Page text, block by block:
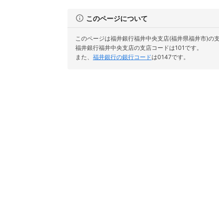
このページについて
このページは福井銀行福井中央支店(福井県福井市)の
福井銀行福井中央支店の支店コードは101です。
また、 福井銀行の銀行コードは0147です。